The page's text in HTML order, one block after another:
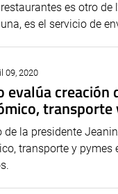
es otro
es el servicio de
09, 2020
evalúa
transporte
de la presidente
transporte y pymes